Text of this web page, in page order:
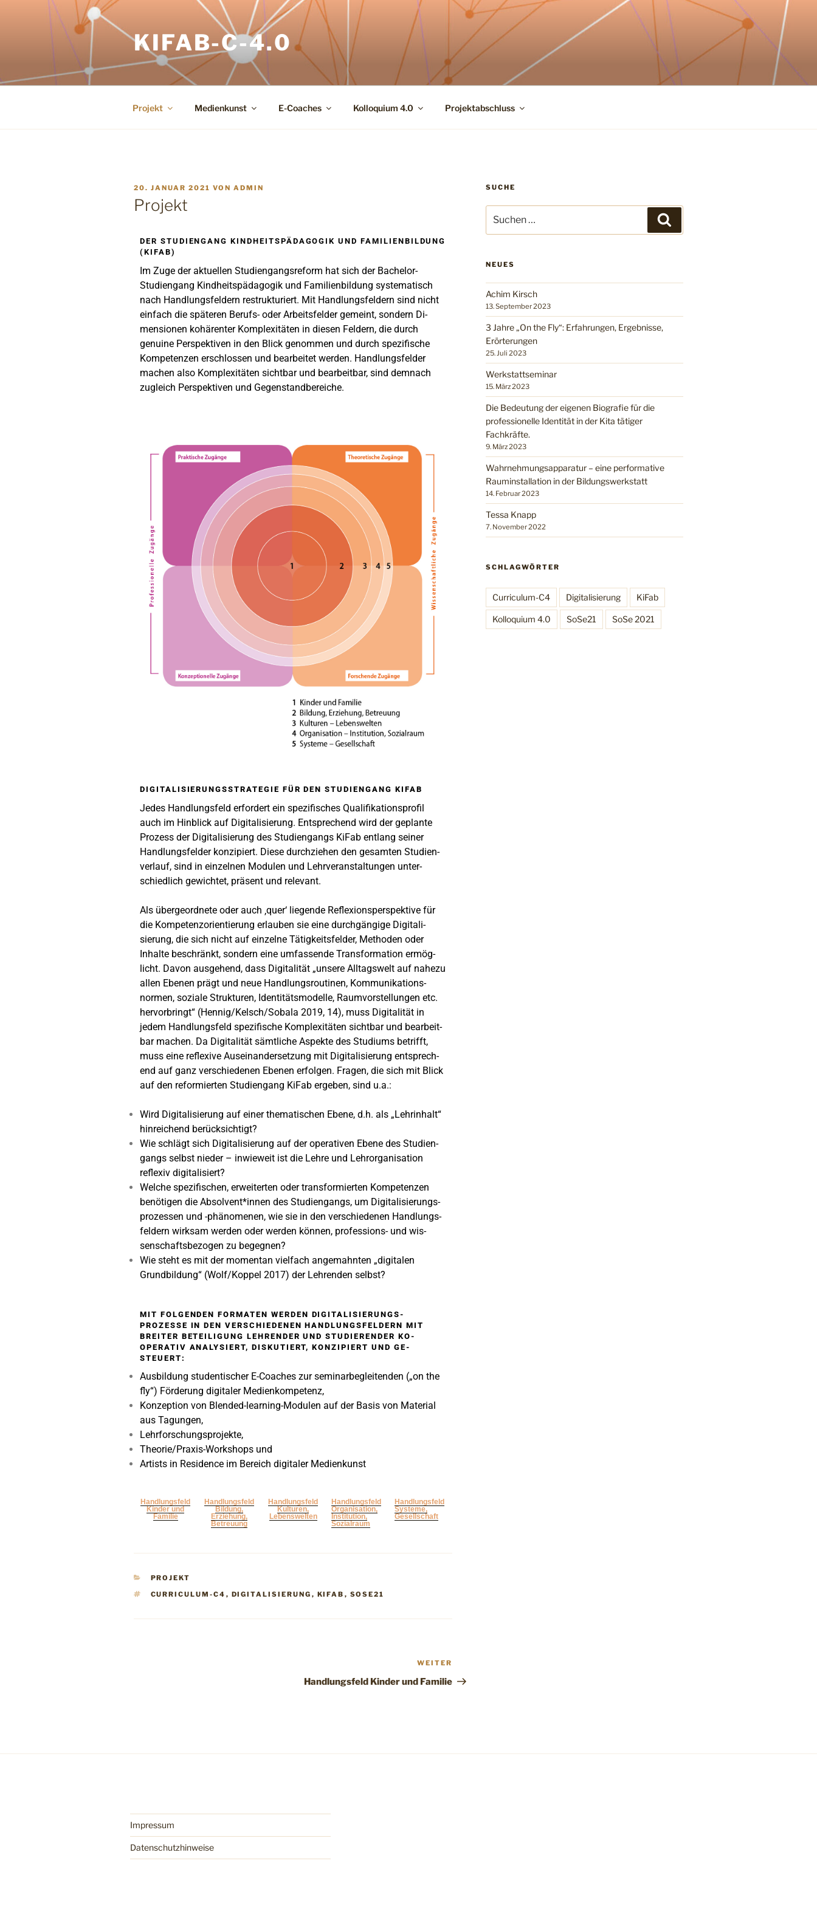
KIFAB-C-4.0
Projekt Medienkunst E-Coaches Kolloquium 4.0 Projektabschluss
20. JANUAR 2021 VON ADMIN
Projekt
DER STUDIENGANG KINDHEITSPÄDAGOGIK UND FAMILIENBILDUNG
(KIFAB)
Im Zuge der aktuellen Studiengangsreform hat sich der Bachelor-
Studiengang Kindheitspädagogik und Familienbildung systematisch
nach Handlungsfeldern restrukturiert. Mit Handlungsfeldern sind nicht
einfach die späteren Berufs- oder Arbeitsfelder gemeint, sondern Di-
mensionen kohärenter Komplexitäten in diesen Feldern, die durch
genuine Perspektiven in den Blick genommen und durch spezifische
Kompetenzen erschlossen und bearbeitet werden. Handlungsfelder
machen also Komplexitäten sichtbar und bearbeitbar, sind demnach
zugleich Perspektiven und Gegenstandbereiche.
DIGITALISIERUNGSSTRATEGIE FÜR DEN STUDIENGANG KIFAB
Jedes Handlungsfeld erfordert ein spezifisches Qualifikationsprofil
auch im Hinblick auf Digitalisierung. Entsprechend wird der geplante
Prozess der Digitalisierung des Studiengangs KiFab entlang seiner
Handlungsfelder konzipiert. Diese durchziehen den gesamten Studien-
verlauf, sind in einzelnen Modulen und Lehrveranstaltungen unter-
schiedlich gewichtet, präsent und relevant.
Als übergeordnete oder auch ‚quer‘ liegende Reflexionsperspektive für
die Kompetenzorientierung erlauben sie eine durchgängige Digitali-
sierung, die sich nicht auf einzelne Tätigkeitsfelder, Methoden oder
Inhalte beschränkt, sondern eine umfassende Transformation ermög-
licht. Davon ausgehend, dass Digitalität „unsere Alltagswelt auf nahezu
allen Ebenen prägt und neue Handlungsroutinen, Kommunikations-
normen, soziale Strukturen, Identitätsmodelle, Raumvorstellungen etc.
hervorbringt“ (Hennig/Kelsch/Sobala 2019, 14), muss Digitalität in
jedem Handlungsfeld spezifische Komplexitäten sichtbar und bearbeit-
bar machen. Da Digitalität sämtliche Aspekte des Studiums betrifft,
muss eine reflexive Auseinandersetzung mit Digitalisierung entsprech-
end auf ganz verschiedenen Ebenen erfolgen. Fragen, die sich mit Blick
auf den reformierten Studiengang KiFab ergeben, sind u.a.:
Wird Digitalisierung auf einer thematischen Ebene, d.h. als „Lehrinhalt“
hinreichend berücksichtigt?
Wie schlägt sich Digitalisierung auf der operativen Ebene des Studien-
gangs selbst nieder – inwieweit ist die Lehre und Lehrorganisation
reflexiv digitalisiert?
Welche spezifischen, erweiterten oder transformierten Kompetenzen
benötigen die Absolvent*innen des Studiengangs, um Digitalisierungs-
prozessen und -phänomenen, wie sie in den verschiedenen Handlungs-
feldern wirksam werden oder werden können, professions- und wis-
senschaftsbezogen zu begegnen?
Wie steht es mit der momentan vielfach angemahnten „digitalen
Grundbildung“ (Wolf/Koppel 2017) der Lehrenden selbst?
MIT FOLGENDEN FORMATEN WERDEN DIGITALISIERUNGS-
PROZESSE IN DEN VERSCHIEDENEN HANDLUNGSFELDERN MIT
BREITER BETEILIGUNG LEHRENDER UND STUDIERENDER KO-
OPERATIV ANALYSIERT, DISKUTIERT, KONZIPIERT UND GE-
STEUERT:
Ausbildung studentischer E-Coaches zur seminarbegleitenden („on the
fly“) Förderung digitaler Medienkompetenz,
Konzeption von Blended-learning-Modulen auf der Basis von Material
aus Tagungen,
Lehrforschungsprojekte,
Theorie/Praxis-Workshops und
Artists in Residence im Bereich digitaler Medienkunst
Handlungsfeld
Kinder und
Familie
Handlungsfeld
Bildung,
Erziehung,
Betreuung
Handlungsfeld
Kulturen,
Lebenswelten
Handlungsfeld
Organisation,
Institution,
Sozialraum
Handlungsfeld
Systeme,
Gesellschaft
PROJEKT
CURRICULUM-C4 , DIGITALISIERUNG , KIFAB , SOSE21
WEITER
Handlungsfeld Kinder und Familie
SUCHE
NEUES
Achim Kirsch
13. September 2023
3 Jahre „On the Fly“: Erfahrungen, Ergebnisse,
Erörterungen
25. Juli 2023
Werkstattseminar
15. März 2023
Die Bedeutung der eigenen Biografie für die
professionelle Identität in der Kita tätiger
Fachkräfte.
9. März 2023
Wahrnehmungsapparatur – eine performative
Rauminstallation in der Bildungswerkstatt
14. Februar 2023
Tessa Knapp
7. November 2022
SCHLAGWÖRTER
Curriculum-C4 Digitalisierung KiFab
Kolloquium 4.0 SoSe21 SoSe 2021
Impressum
Datenschutzhinweise